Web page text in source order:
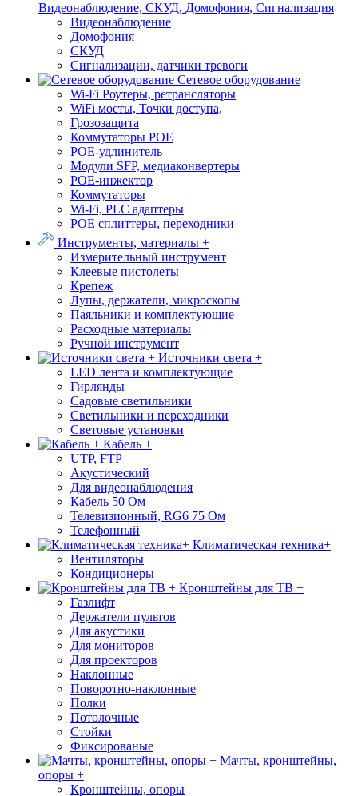
Видеонаблюдение, СКУД, Домофония, Сигнализация
Видеонаблюдение
Домофония
СКУД
Сигнализации, датчики тревоги
Сетевое оборудование
Wi-Fi Роутеры, ретрансляторы
WiFi мосты, Точки доступа,
Грозозащита
Коммутаторы POE
POE-удлинитель
Модули SFP, медиаконвертеры
POE-инжектор
Коммутаторы
Wi-Fi, PLC адаптеры
POE сплиттеры, переходники
Инструменты, материалы +
Измерительный инструмент
Клеевые пистолеты
Крепеж
Лупы, держатели, микроскопы
Паяльники и комплектующие
Расходные материалы
Ручной инструмент
Источники света +
LED лента и комплектующие
Гирлянды
Садовые светильники
Светильники и переходники
Световые установки
Кабель +
UTP, FTP
Акустический
Для видеонаблюдения
Кабель 50 Ом
Телевизионный, RG6 75 Ом
Телефонный
Климатическая техника+
Вентиляторы
Кондиционеры
Кронштейны для ТВ +
Газлифт
Держатели пультов
Для акустики
Для мониторов
Для проекторов
Наклонные
Поворотно-наклонные
Полки
Потолочные
Стойки
Фиксированые
Мачты, кронштейны,
опоры +
Кронштейны, опоры